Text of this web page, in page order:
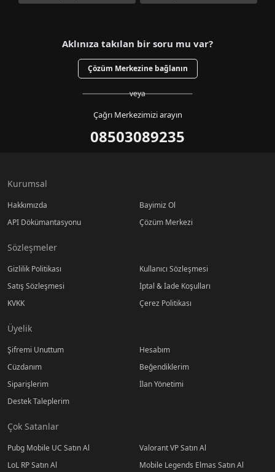
Aklınıza takılan bir soru mu var?
Çözüm Merkezine bağlanın
veya
Çağrı Merkezimizi arayın
08503089235
Kurumsal
Hakkımızda
Bayimiz Ol
API Dökümantasyonu
Çözüm Merkezi
Sözleşmeler
Gizlilik Politikası
Kullanıcı Sözleşmesi
Satış Sözleşmesi
İptal & İade Koşulları
KVKK
Çerez Politikası
Üyelik
Şifremi Unuttum
Hesabım
Cüzdanım
Beğendiklerim
Siparişlerim
İlan Yönetimi
Destek Taleplerim
Çok Satanlar
Pubg Mobile UC Satın Al
Valorant VP Satın Al
LoL RP Satın Al
Mobile Legends Elmas Satın Al